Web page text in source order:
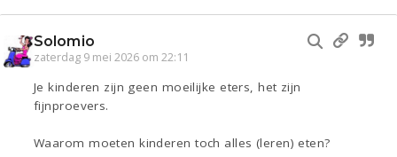
Solomio
zaterdag 9 mei 2026 om 22:11
Je kinderen zijn geen moeilijke eters, het zijn
fijnproevers.
Waarom moeten kinderen toch alles (leren) eten?